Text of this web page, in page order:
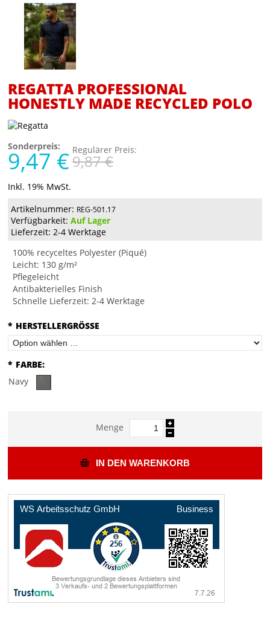
REGATTA PROFESSIONAL
HONESTLY MADE RECYCLED POLO
Sonderpreis:
9,47 € Regulärer Preis:
9,87 €
Inkl. 19% MwSt.
Artikelnummer: REG-501.17
Verfügbarkeit:Auf Lager
Lieferzeit: 2-4 Werktage
100% recyceltes Polyester (Piqué)
Leicht: 130 g/m²
Pflegeleicht
Antibakterielles Finish
Schnelle Lieferzeit: 2-4 Werktage
* HERSTELLERGRÖSSE
* FARBE:
Navy
Menge
IN DEN WARENKORB